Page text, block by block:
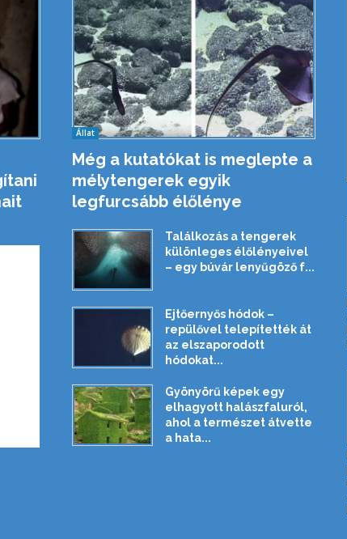
Állat
Még a kutatókat is meglepte a
mélytengerek egyik
legfurcsább élőlénye
Találkozás a tengerek
különleges élőlényeivel
– egy búvár lenyűgöző f...
Ejtőernyős hódok –
repülővel telepítették át
az elszaporodott
hódokat...
Gyönyörű képek egy
elhagyott halászfaluról,
ahol a természet átvette
a hata...